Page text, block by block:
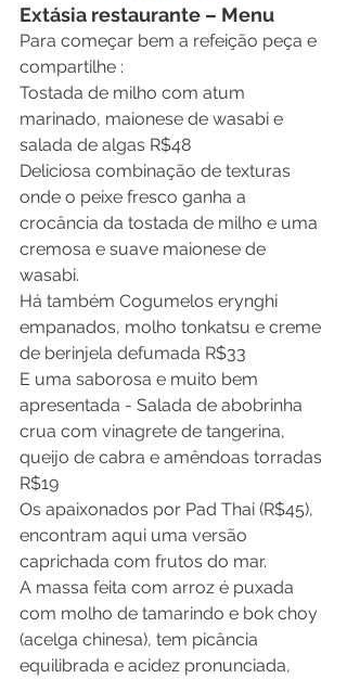
Extásia restaurante – Menu
Para começar bem a refeição peça e
compartilhe :
Tostada de milho com atum
marinado, maionese de wasabi e
salada de algas R$48
Deliciosa combinação de texturas
onde o peixe fresco ganha a
crocância da tostada de milho e uma
cremosa e suave maionese de
wasabi.
Há também Cogumelos erynghi
empanados, molho tonkatsu e creme
de berinjela defumada R$33
E uma saborosa e muito bem
apresentada - Salada de abobrinha
crua com vinagrete de tangerina,
queijo de cabra e amêndoas torradas
R$19
Os apaixonados por Pad Thai (R$45),
encontram aqui uma versão
caprichada com frutos do mar.
A massa feita com arroz é puxada
com molho de tamarindo e bok choy
(acelga chinesa), tem picância
equilibrada e acidez pronunciada,